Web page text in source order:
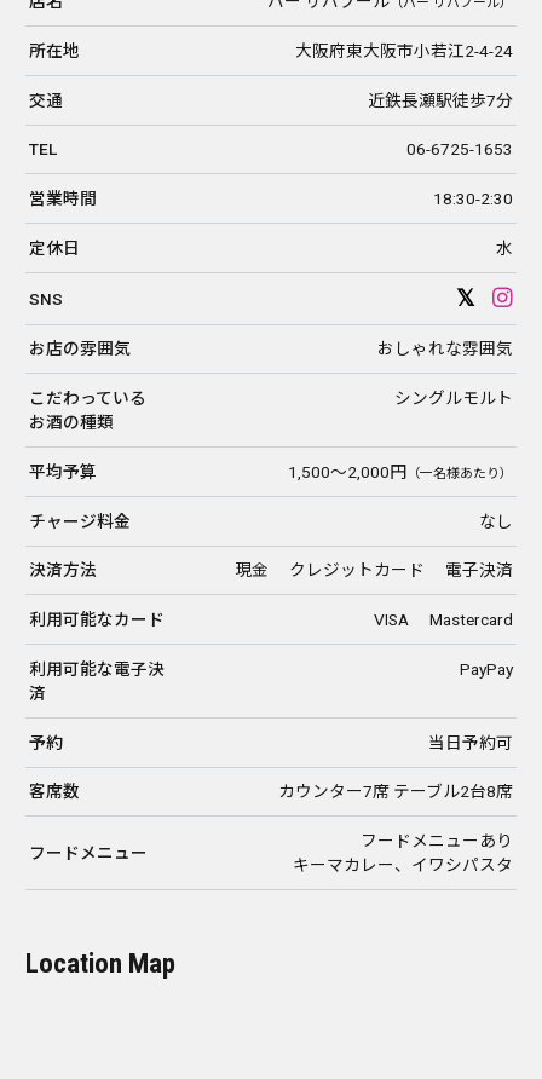
（バー リバプール）
所在地 大阪府東大阪市小若江2-4-24
交通 近鉄長瀬駅徒歩7分
TEL 06-6725-1653
営業時間 18:30-2:30
定休日 水
SNS
お店の雰囲気 おしゃれな雰囲気
こだわっている
お酒の種類
シングルモルト
平均予算 1,500〜2,000円 （一名様あたり）
チャージ料金 なし
決済方法 現金 クレジットカード 電子決済
利用可能なカード VISA Mastercard
利用可能な電子決
済
PayPay
予約 当日予約可
客席数 カウンター7席 テーブル2台8席
フードメニュー
フードメニューあり
キーマカレー、イワシパスタ
Location Map